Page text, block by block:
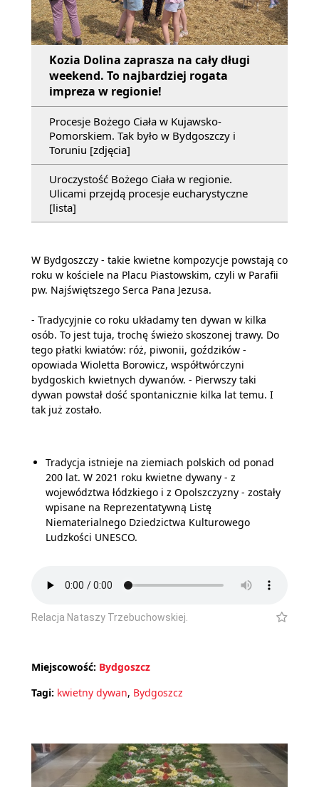
Kozia Dolina zaprasza na cały długi
weekend. To najbardziej rogata
impreza w regionie!
Procesje Bożego Ciała w Kujawsko-
Pomorskiem. Tak było w Bydgoszczy i
Toruniu [zdjęcia]
Uroczystość Bożego Ciała w regionie.
Ulicami przejdą procesje eucharystyczne
[lista]
W Bydgoszczy - takie kwietne kompozycje powstają co
roku w kościele na Placu Piastowskim, czyli w Parafii
pw. Najświętszego Serca Pana Jezusa.
- Tradycyjnie co roku układamy ten dywan w kilka
osób. To jest tuja, trochę świeżo skoszonej trawy. Do
tego płatki kwiatów: róż, piwonii, goździków -
opowiada Wioletta Borowicz, współtwórczyni
bydgoskich kwietnych dywanów. - Pierwszy taki
dywan powstał dość spontanicznie kilka lat temu. I
tak już zostało.
Tradycja istnieje na ziemiach polskich od ponad
200 lat. W 2021 roku kwietne dywany - z
województwa łódzkiego i z Opolszczyzny - zostały
wpisane na Reprezentatywną Listę
Niematerialnego Dziedzictwa Kulturowego
Ludzkości UNESCO.
Relacja Nataszy Trzebuchowskiej.
Miejscowość: Bydgoszcz
Tagi: kwietny dywan, Bydgoszcz